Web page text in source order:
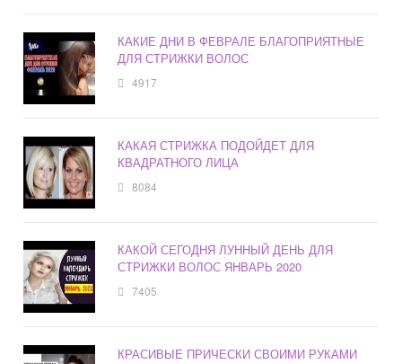
КАКИЕ ДНИ В ФЕВРАЛЕ БЛАГОПРИЯТНЫЕ
ДЛЯ СТРИЖКИ ВОЛОС
4917
КАКАЯ СТРИЖКА ПОДОЙДЕТ ДЛЯ
КВАДРАТНОГО ЛИЦА
8084
КАКОЙ СЕГОДНЯ ЛУННЫЙ ДЕНЬ ДЛЯ
СТРИЖКИ ВОЛОС ЯНВАРЬ 2020
7405
КРАСИВЫЕ ПРИЧЕСКИ СВОИМИ РУКАМИ